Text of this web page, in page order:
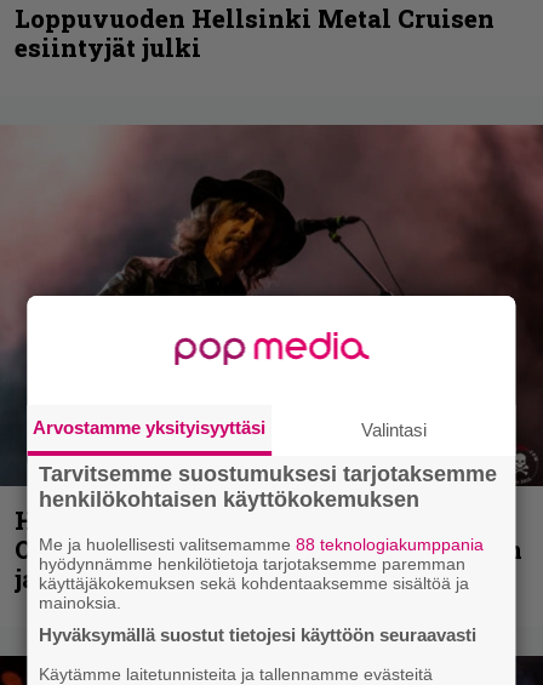
Loppuvuoden Hellsinki Metal Cruisen
esiintyjät julki
Hellsinki Metal Festival kuvina, osa 2:
Opeth, Misþyrming, Eluveitie, Triptykon
ja muita lauantain esiintyjiä
Arvostamme yksityisyyttäsi Valintasi
Tarvitsemme suostumuksesi tarjotaksemme
henkilökohtaisen käyttökokemuksen
Me ja huolellisesti valitsemamme88 teknologiakumppania
hyödynnämme henkilötietoja tarjotaksemme paremman
käyttäjäkokemuksen sekä kohdentaaksemme sisältöä ja
mainoksia.
Hyväksymällä suostut tietojesi käyttöön seuraavasti
Käytämme laitetunnisteita ja tallennamme evästeitä